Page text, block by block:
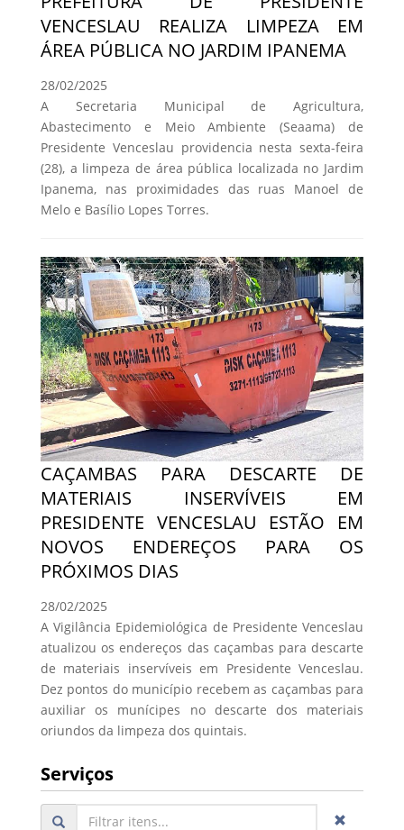
VENCESLAU REALIZA LIMPEZA EM
ÁREA PÚBLICA NO JARDIM IPANEMA
28/02/2025
A Secretaria Municipal de Agricultura,
Abastecimento e Meio Ambiente (Seaama) de
Presidente Venceslau providencia nesta sexta-feira
(28), a limpeza de área pública localizada no Jardim
Ipanema, nas proximidades das ruas Manoel de
Melo e Basílio Lopes Torres.
CAÇAMBAS PARA DESCARTE DE
MATERIAIS INSERVÍVEIS EM
PRESIDENTE VENCESLAU ESTÃO EM
NOVOS ENDEREÇOS PARA OS
PRÓXIMOS DIAS
28/02/2025
A Vigilância Epidemiológica de Presidente Venceslau
atualizou os endereços das caçambas para descarte
de materiais inservíveis em Presidente Venceslau.
Dez pontos do município recebem as caçambas para
auxiliar os munícipes no descarte dos materiais
oriundos da limpeza dos quintais.
Serviços